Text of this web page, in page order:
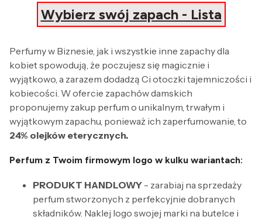
Wybierz swój zapach - Lista
Perfumy w Biznesie, jak i wszystkie inne zapachy dla
kobiet spowodują, że poczujesz się magicznie i
wyjątkowo, a zarazem dodadzą Ci otoczki tajemniczości i
kobiecości. W ofercie zapachów damskich
proponujemy zakup perfum o unikalnym, trwałym i
wyjątkowym zapachu, ponieważ ich zaperfumowanie, to
24% olejków eterycznych.
Perfum z Twoim firmowym logo w kulku wariantach:
PRODUKT HANDLOWY - zarabiaj na sprzedaży
perfum stworzonych z perfekcyjnie dobranych
składników. Naklej logo swojej marki na butelce i